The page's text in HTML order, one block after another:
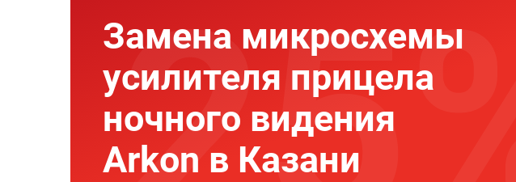
Замена микросхемы
усилителя прицела
ночного видения
Arkon в Казани